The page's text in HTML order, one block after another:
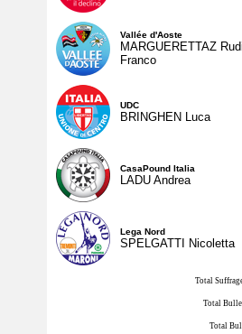
Vallée d'Aoste
MARGUERETTAZ
Franco
UDC
BRINGHEN Luca
CasaPound Italia
LADU Andrea
Lega Nord
SPELGATTI Nicoletta
Total
Total
Total